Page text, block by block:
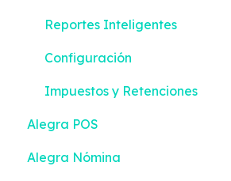
Reportes Inteligentes
Configuración
Impuestos y Retenciones
Alegra POS
Facturar
Alegra Nómina